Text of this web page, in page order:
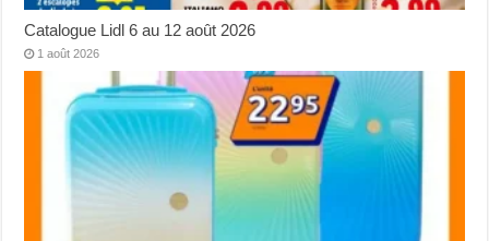
Catalogue Lidl 6 au 12 août 2026
1 août 2026